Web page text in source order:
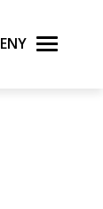
Meny